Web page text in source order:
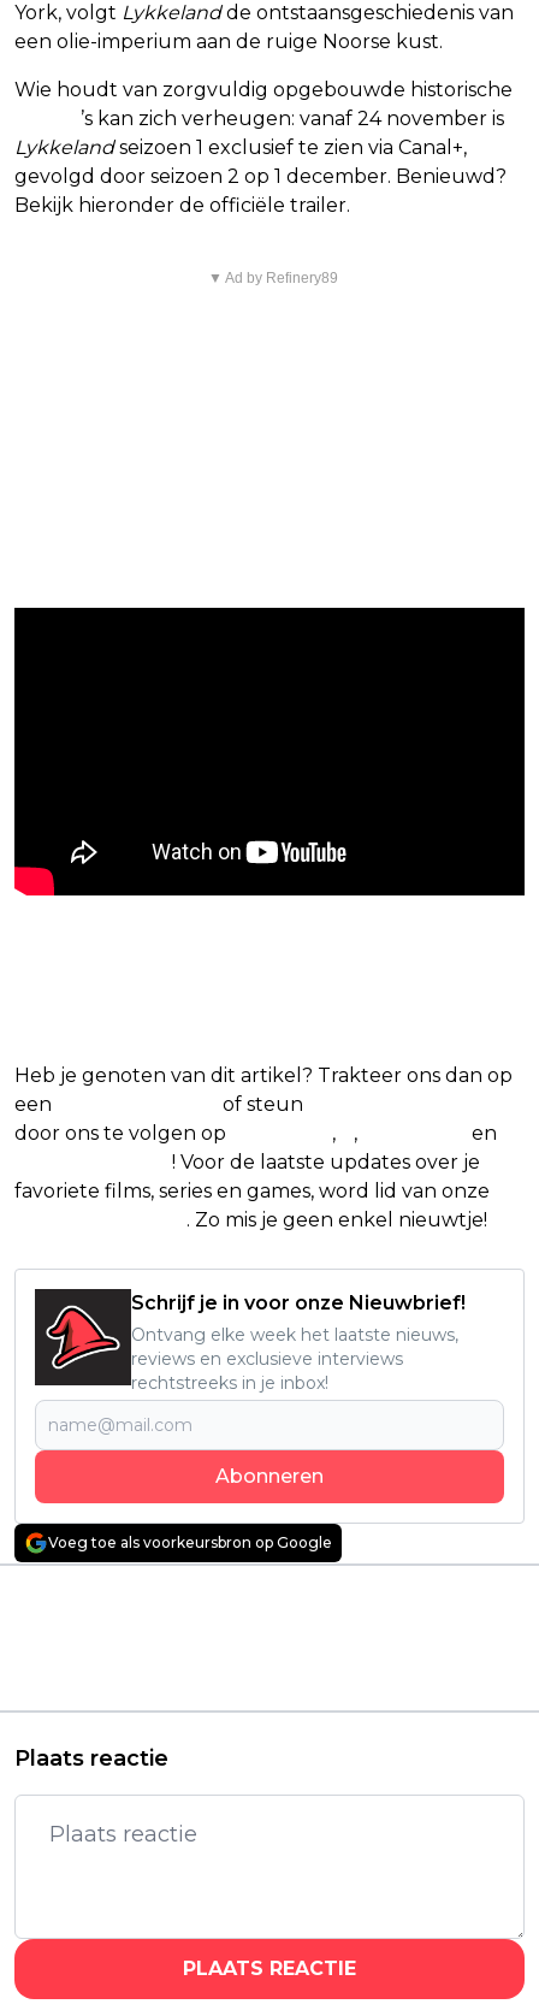
York, volgt Lykkelandde ontstaansgeschiedenis van
een olie-imperium aan de ruige Noorse kust.
Wie houdt van zorgvuldig opgebouwde historische
’s kan zich verheugen: vanaf 24 november is
Lykkelandseizoen 1 exclusief te zien via Canal+,
gevolgd door seizoen 2 op 1 december. Benieuwd?
Bekijk hieronder de officiële trailer.
▼ Ad by Refinery89
Heb je genoten van dit artikel? Trakteer ons dan op
een
of steun
door ons te volgen op
, ,
en
! Voor de laatste updates over je
favoriete films, series en games, word lid van onze
. Zo mis je geen enkel nieuwtje!
Schrijf je in voor onze Nieuwbrief!
Ontvang elke week het laatste nieuws,
reviews en exclusieve interviews
rechtstreeks in je inbox!
Abonneren
Voeg toe als voorkeursbron op Google
Plaats reactie
PLAATS REACTIE